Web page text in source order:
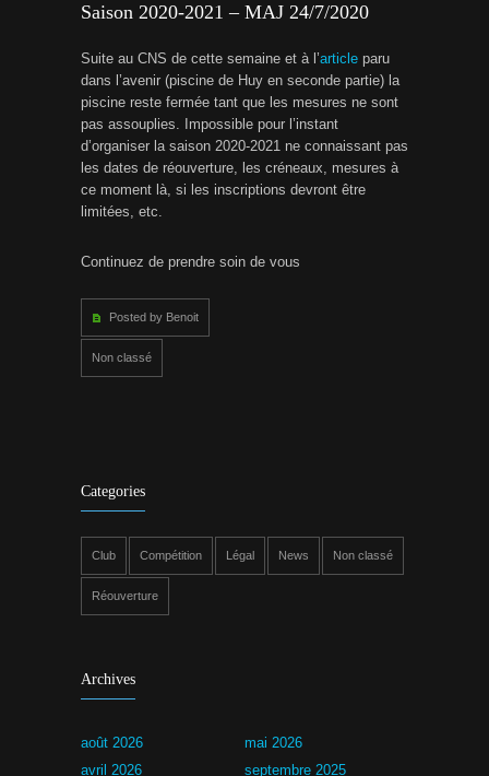
Saison 2020-2021 – MAJ 24/7/2020
Suite au CNS de cette semaine et à l’article paru
dans l’avenir (piscine de Huy en seconde partie) la
piscine reste fermée tant que les mesures ne sont
pas assouplies. Impossible pour l’instant
d’organiser la saison 2020-2021 ne connaissant pas
les dates de réouverture, les créneaux, mesures à
ce moment là, si les inscriptions devront être
limitées, etc.
Continuez de prendre soin de vous
Posted by Benoit
Non classé
Categories
Club Compétition Légal News Non classé
Réouverture
Archives
août 2026
mai 2026
avril 2026
septembre 2025